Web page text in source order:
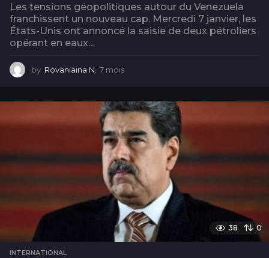
Les tensions géopolitiques autour du Venezuela
franchissent un nouveau cap. Mercredi 7 janvier, les
États-Unis ont annoncé la saisie de deux pétroliers
opérant en eaux...
by Rovaniaina N. 7 mois
s
38 0
INTERNATIONAL